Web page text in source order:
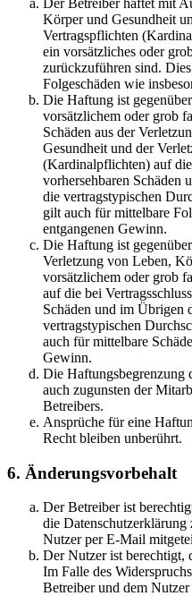
Körper und Gesundheit
Vertragspflichten
ein vorsätzliches oder
zurückzuführen sind.
Folgeschäden wie
Die Haftung ist
vorsätzlichem oder grob
Schäden aus der
Gesundheit und der
(Kardinalpflichten) auf
vorhersehbaren Schäden
die vertragstypischen
gilt auch für mittelbare
entgangenen Gewinn.
Die Haftung ist
Verletzung von Leben,
vorsätzlichem oder grob
auf die bei
Schäden und im Übrigen
vertragstypischen
auch für mittelbare
Gewinn.
Die Haftungsbegrenzung
auch zugunsten der
Betreibers.
Ansprüche für eine
Recht bleiben unberührt.
6. Änderungsvorbehalt
Der Betreiber ist
die
Nutzer per E-Mail
Der Nutzer ist berechtigt,
Im Falle des
Betreiber und dem